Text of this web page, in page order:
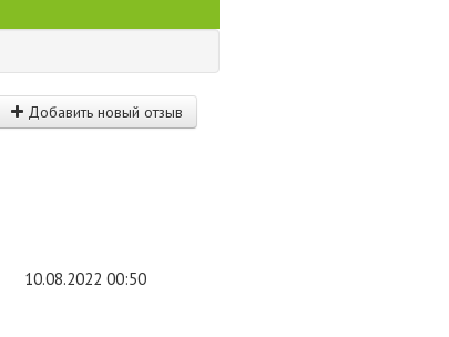
Добавить новый отзыв
10.08.2022 00:50